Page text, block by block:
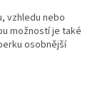
vzhledu nebo
možností je také
osobnější